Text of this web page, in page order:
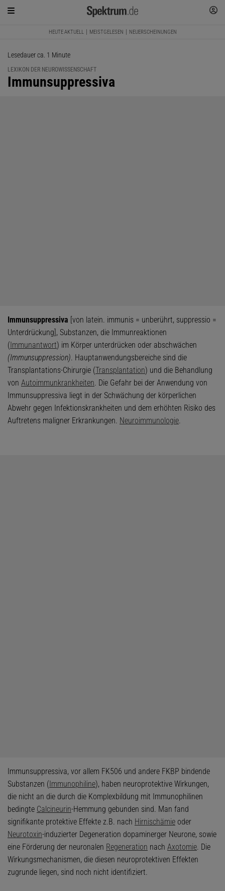
HEUTE AKTUELL MEISTGELESEN NEUERSCHEINUNGEN
Lesedauer ca. 1 Minute
LEXIKON DER NEUROWISSENSCHAFT
:
Immunsuppressiva
Immunsuppressiva [von latein. immunis = unberührt, suppressio =
Unterdrückung], Substanzen, die Immunreaktionen
(Immunantwort) im Körper unterdrücken oder abschwächen
(Immunsuppression). Hauptanwendungsbereiche sind die
Transplantations-Chirurgie (Transplantation) und die Behandlung
von Autoimmunkrankheiten. Die Gefahr bei der Anwendung von
Immunsuppressiva liegt in der Schwächung der körperlichen
Abwehr gegen Infektionskrankheiten und dem erhöhten Risiko des
Auftretens maligner Erkrankungen. Neuroimmunologie.
Immunsuppressiva, vor allem FK506 und andere FKBP bindende
Substanzen (Immunophiline), haben neuroprotektive Wirkungen,
die nicht an die durch die Komplexbildung mit Immunophilinen
bedingte Calcineurin-Hemmung gebunden sind. Man fand
signifikante protektive Effekte z.B. nach Hirnischämie oder
Neurotoxin-induzierter Degeneration dopaminerger Neurone, sowie
eine Förderung der neuronalen Regeneration nach Axotomie. Die
Wirkungsmechanismen, die diesen neuroprotektiven Effekten
zugrunde liegen, sind noch nicht identifiziert.